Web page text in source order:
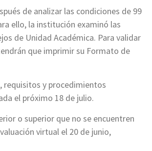
de analizar las condiciones de 99
ello, la institución examinó las
de Unidad Académica. Para validar
que imprimir su Formato de
requisitos y procedimientos
el próximo 18 de julio.
o superior que no se encuentren
virtual el 20 de junio,